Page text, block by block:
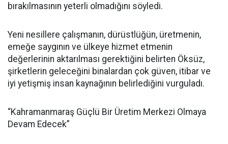
bırakılmasının yeterli olmadığını söyledi.
Yeni nesillere çalışmanın, dürüstlüğün, üretmenin,
emeğe saygının ve ülkeye hizmet etmenin
değerlerinin aktarılması gerektiğini belirten Öksüz,
şirketlerin geleceğini binalardan çok güven, itibar ve
iyi yetişmiş insan kaynağının belirlediğini vurguladı.
“Kahramanmaraş Güçlü Bir Üretim Merkezi Olmaya
Devam Edecek”